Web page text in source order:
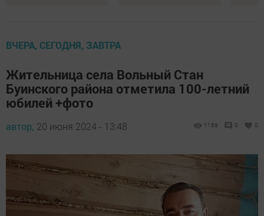
ВЧЕРА, СЕГОДНЯ, ЗАВТРА
Жительница села Вольный Стан
Буинского района отметила 100-летний
юбилей +фото
автор, 20 июня 2024 - 13:48 1189 0 0